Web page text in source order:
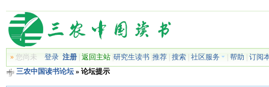
»您尚未 登录 注册| 返回主站| 研究生读书| 推荐| 搜索| 社区服务 帮助
订阅
三农中国读书论坛» 论坛提示